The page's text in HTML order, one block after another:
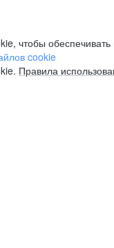
чтобы обеспечивать
cookie
Правила